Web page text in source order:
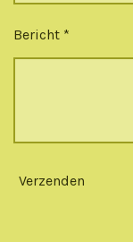
Bericht *
Verzenden